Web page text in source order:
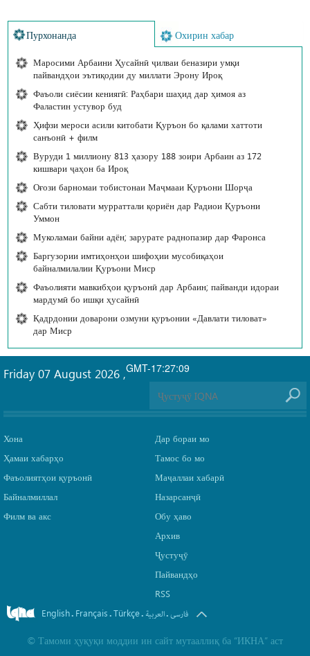
Пурхонанда Охирин хабар
Маросими Арбаини Ҳусайнӣ ҷилваи беназири умқи
пайвандҳои эътиқодии ду миллати Эрону Ироқ
Фаъоли сиёсии кениягӣ: Раҳбари шаҳид дар ҳимоя аз
Фаластин устувор буд
Ҳифзи мероси асили китобати Қуръон бо қалами хаттоти
санъонӣ + филм
Вуруди 1 миллиону 813 ҳазору 188 зоири Арбаин аз 172
кишвари ҷаҳон ба Ироқ
Оғози барномаи тобистонаи Маҷмааи Қуръони Шорҷа
Сабти тиловати мурраттали қориён дар Радиои Қуръони
Уммон
Муколамаи байни адён; зарурате раднопазир дар Фаронса
Баргузории имтиҳонҳои шифоҳии мусобиқаҳои
байналмилалии Қуръони Миср
Фаъолияти мавкибҳои қуръонӣ дар Арбаин; пайванди идораи
мардумӣ бо ишқи ҳусайнӣ
Қадрдонии доварони озмуни қуръонии «Давлати тиловат»
дар Миср
GMT-17:27:09
Friday 07 August 2026 ,
Хона
Ҳамаи хабарҳо
Фаъолиятҳои қуръонӣ
Байналмиллал
Филм ва акс
Дар бораи мо
Тамос бо мо
Маҷаллаи хабарӣ
Назарсанҷӣ
Обу ҳаво
Архив
Ҷустуҷӯ
Пайвандҳо
RSS
English. Français.Türkçe. العربیة.فارسی
© Тамоми ҳуқуқи моддии ин сайт мутааллиқ ба “ИКНА” аст